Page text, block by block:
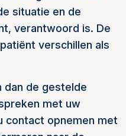
situatie en de
verantwoord is. De
verschillen als
dan de gestelde
met uw
contact opnemen met